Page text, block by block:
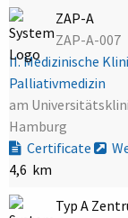
ZAP-A
ZAP-A-007
II. Medizinische
Palliativmedizin
am
Hamburg
Certificate
4,6 km
Typ A